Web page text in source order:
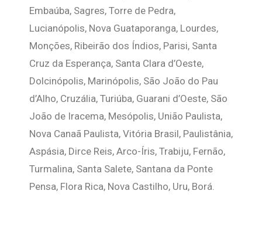
Embaúba, Sagres, Torre de Pedra,
Lucianópolis, Nova Guataporanga, Lourdes,
Monções, Ribeirão dos Índios, Parisi, Santa
Cruz da Esperança, Santa Clara d’Oeste,
Dolcinópolis, Marinópolis, São João do Pau
d’Alho, Cruzália, Turiúba, Guarani d’Oeste, São
João de Iracema, Mesópolis, União Paulista,
Nova Canaã Paulista, Vitória Brasil, Paulistânia,
Aspásia, Dirce Reis, Arco-Íris, Trabiju, Fernão,
Turmalina, Santa Salete, Santana da Ponte
Pensa, Flora Rica, Nova Castilho, Uru, Borá.